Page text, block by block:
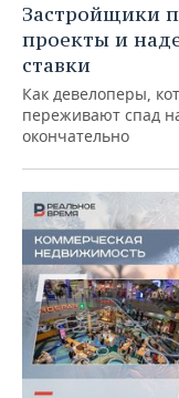
Застройщики
проекты и
ставки
Как девелоперы,
переживают спад
окончательно